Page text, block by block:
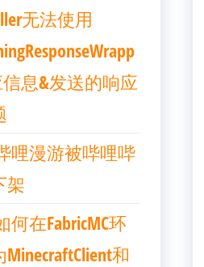
无法使用
息&发送的响应
哩漫游被哔哩哔
架
在FabricMC环
和